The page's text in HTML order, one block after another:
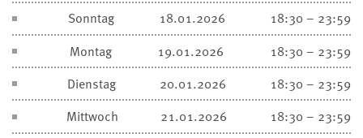
Sonntag
18.01.2026
18:30 – 23:59
Montag
19.01.2026
18:30 – 23:59
Dienstag
20.01.2026
18:30 – 23:59
Mittwoch
21.01.2026
18:30 – 23:59